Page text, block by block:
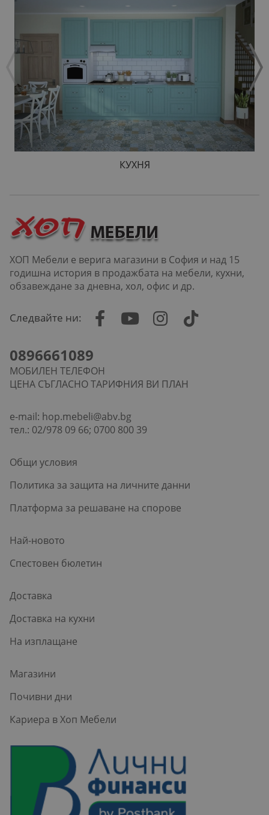
КУХНЯ
ХОП Мебели е верига магазини в София и над 15
годишна история в продажбата на мебели, кухни,
обзавеждане за дневна, хол, офис и др.
Следвайте ни:
0896661089
МОБИЛЕН ТЕЛЕФОН
ЦЕНА СЪГЛАСНО ТАРИФНИЯ ВИ ПЛАН
e-mail: hop.mebeli@abv.bg
тел.: 02/978 09 66; 0700 800 39
Общи условия
Политика за защита на личните данни
Платформа за решаване на спорове
Най-новото
Спестовен бюлетин
Доставка
Доставка на кухни
На изплащане
Магазини
Почивни дни
Кариера в Хоп Мебели